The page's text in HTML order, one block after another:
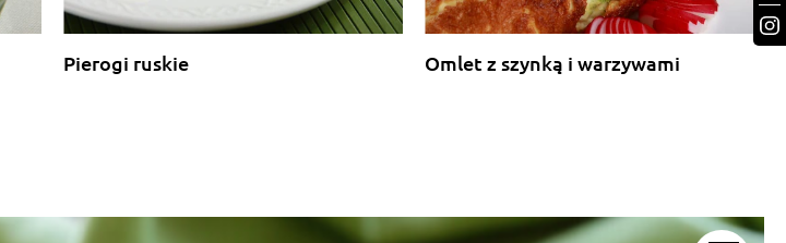
Pierogi ruskie Omlet z szynką i warzywami